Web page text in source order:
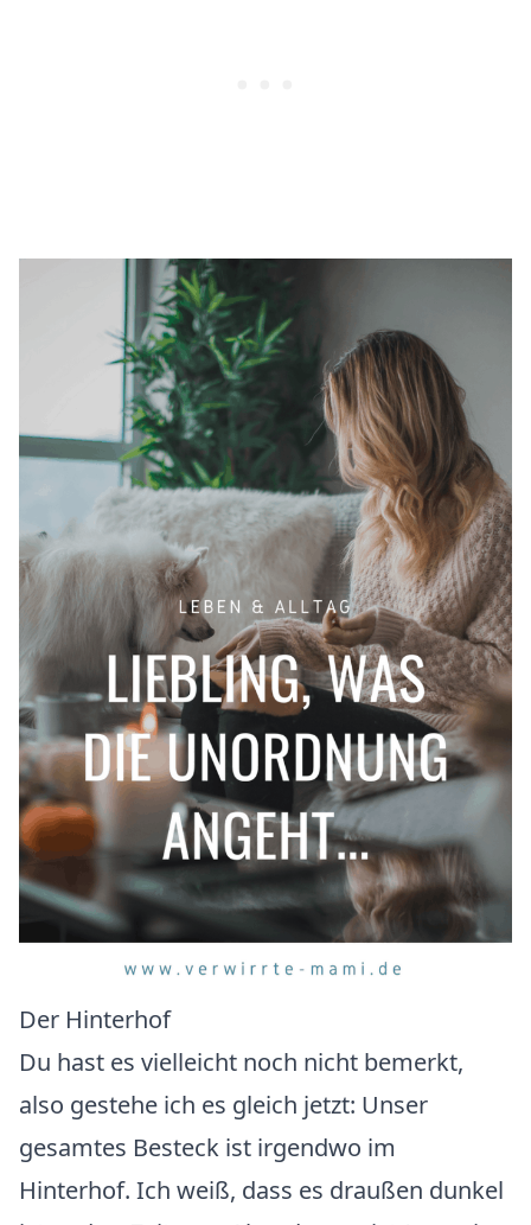
Der Hinterhof
Du hast es vielleicht noch nicht bemerkt,
also gestehe ich es gleich jetzt: Unser
gesamtes Besteck ist irgendwo im
Hinterhof. Ich weiß, dass es draußen dunkel